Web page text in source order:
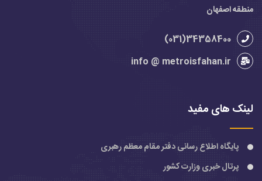
منطقه اصفهان
34358400(031)
info @ metroisfahan.ir
لینک های مفید
پایگاه اطلاع رسانی دفتر مقام معظم رهبری
پرتال خبری وزارت کشور